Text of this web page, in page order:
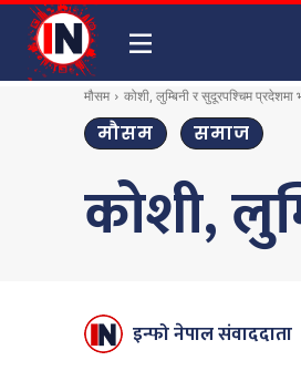
मौसम कोशी, लुम्बिनी र सुदूरपश्चिम प्रदेशमा
मौसम समाज
कोशी,
इन्फो नेपाल संवाददाता